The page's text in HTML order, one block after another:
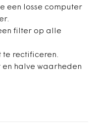
een losse computer
filter op alle
te rectificeren.
en halve waarheden